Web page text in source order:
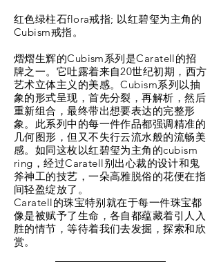
红色绿柱石flora戒指; 以红碧玺为主角的
Cubism戒指。
熠熠生辉的Cubism系列是Caratell的招
牌之一。它吐露着来自20世纪初期，西方
艺术立体主义的美感。Cubism系列以抽
象的形式呈现，首先分裂，再解析，然后
重新组合，最终带出想要表达的完整形
象。此系列中的每一件作品都强调精准的
几何图形，但又不失行云流水般的流畅美
感。如同这枚以红碧玺为主角的cubism
ring，经过Caratell别出心裁的设计和鬼
斧神工的技艺，一朵高雅脱俗的花便在指
间轻盈绽放了。
Caratell的珠宝特别就在于每一件珠宝都
像是被赋予了生命，各自都蕴藏着引人入
胜的情节，等待着我们去发掘，探索和欣
赏。